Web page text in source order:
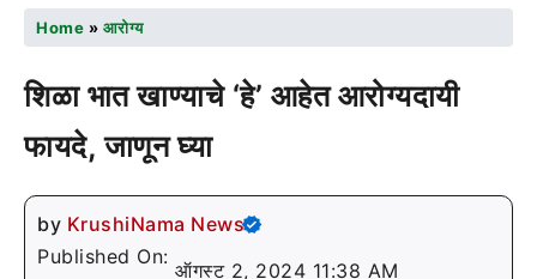
Home » आरोग्य
शिळा भात खाण्याचे ‘हे’ आहेत आरोग्यदायी
फायदे, जाणून घ्या
by KrushiNama News
Published On:
ऑगस्ट 2, 2024 11:38 AM